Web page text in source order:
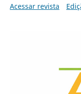
Acessar revista